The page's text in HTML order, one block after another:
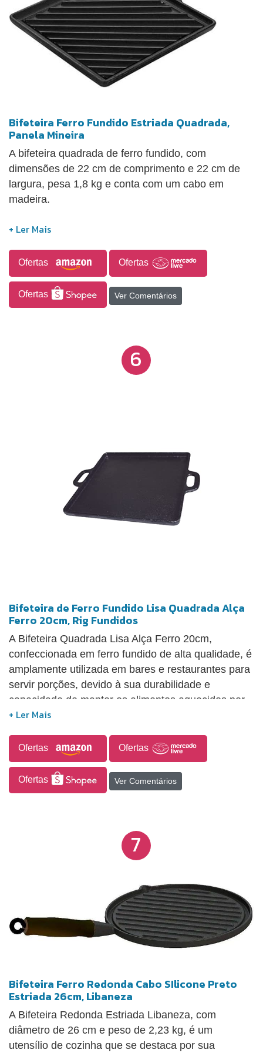
Bifeteira Ferro Fundido Estriada Quadrada,
Panela Mineira
A bifeteira quadrada de ferro fundido, com
dimensões de 22 cm de comprimento e 22 cm de
largura, pesa 1,8 kg e conta com um cabo em
madeira.
Ofertas Ofertas
Ofertas Ver Comentários
6
Bifeteira de Ferro Fundido Lisa Quadrada Alça
Ferro 20cm, Rig Fundidos
A Bifeteira Quadrada Lisa Alça Ferro 20cm,
confeccionada em ferro fundido de alta qualidade, é
amplamente utilizada em bares e restaurantes para
servir porções, devido à sua durabilidade e
capacidade de manter os alimentos aquecidos por
longos períodos. É adequada para o preparo de
para o uso diário e podendo ser colocada sobre
uma tábua de madeira para servir refeições
quentes. Pode ser utilizada diretamente na
churrasqueira, em chama de fogão a gás, a lenha
Ofertas Ofertas
Ofertas Ver Comentários
7
Bifeteira Ferro Redonda Cabo SIlicone Preto
Estriada 26cm, Libaneza
A Bifeteira Redonda Estriada Libaneza, com
diâmetro de 26 cm e peso de 2,23 kg, é um
utensílio de cozinha que se destaca por sua